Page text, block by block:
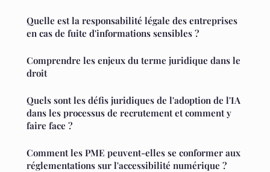
Quelle est la responsabilité légale des entreprises
en cas de fuite d'informations sensibles ?
Comprendre les enjeux du terme juridique dans le
droit
Quels sont les défis juridiques de l'adoption de l'IA
dans les processus de recrutement et comment y
faire face ?
Comment les PME peuvent-elles se conformer aux
réglementations sur l'accessibilité numérique ?